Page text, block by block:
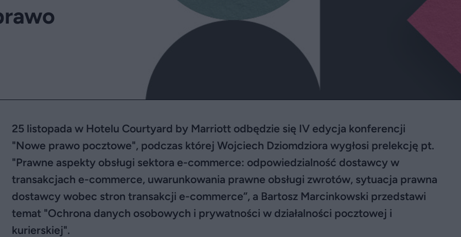
25 listopada w Hotelu Courtyard by Marriott odbędzie się IV edycja konferencji
"Nowe prawo pocztowe", podczas której Wojciech Dziomdziora wygłosi prelekcję pt.
"Prawne aspekty obsługi sektora e-commerce: odpowiedzialność dostawcy w
transakcjach e-commerce, uwarunkowania prawne obsługi zwrotów, sytuacja prawna
dostawcy wobec stron transakcji e-commerce”, a Bartosz Marcinkowski przedstawi
temat "Ochrona danych osobowych i prywatności w działalności pocztowej i
kurierskiej".